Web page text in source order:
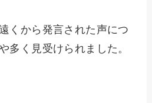
くから発言された声につ
多く見受けられました。